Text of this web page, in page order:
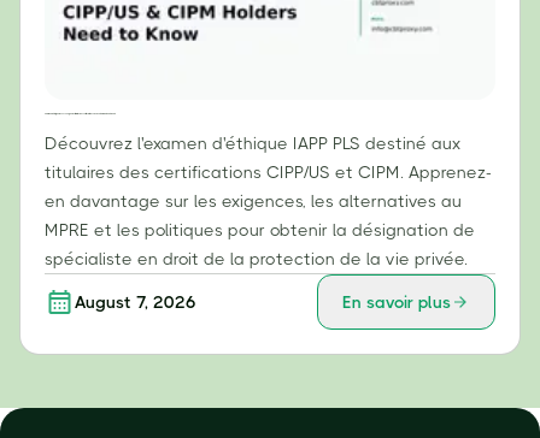
Découvrez l'examen d'éthique IAPP PLS destiné aux
titulaires des certifications CIPP/US et CIPM. Apprenez-
en davantage sur les exigences, les alternatives au
MPRE et les politiques pour obtenir la désignation de
spécialiste en droit de la protection de la vie privée.
August 7, 2026 En savoir plus